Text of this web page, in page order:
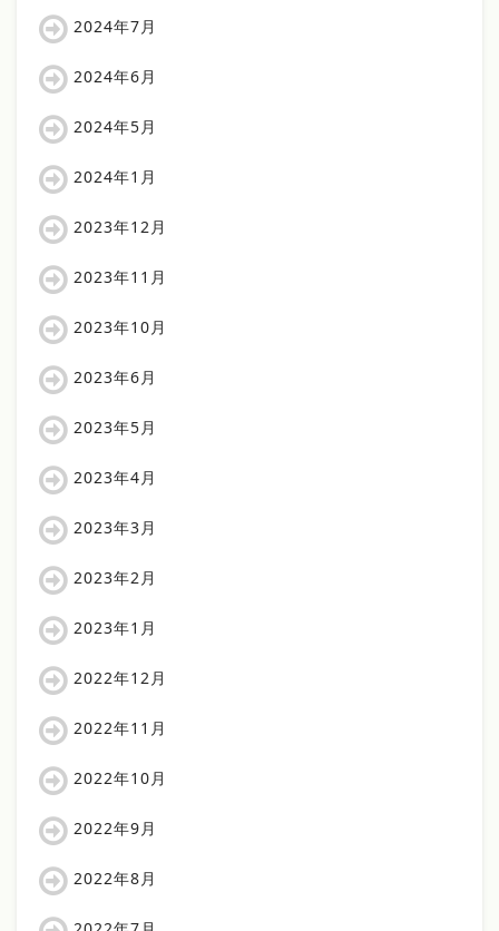
2024年7月
2024年6月
2024年5月
2024年1月
2023年12月
2023年11月
2023年10月
2023年6月
2023年5月
2023年4月
2023年3月
2023年2月
2023年1月
2022年12月
2022年11月
2022年10月
2022年9月
2022年8月